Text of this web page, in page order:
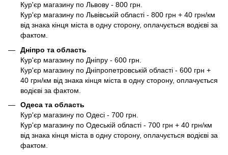
Кур'єр магазину по Львову - 800 грн.
Кур'єр магазину по Львівській області - 800 грн + 40 грн/км
від знака кінця міста в одну сторону, оплачується водієві за
фактом.
Дніпро та область
Кур'єр магазину по Дніпру - 600 грн.
Кур'єр магазину по Дніпропетровській області - 600 грн +
40 грн/км від знака кінця міста в одну сторону, оплачується
водієві за фактом.
Одеса та область
Кур'єр магазину по Одесі - 700 грн.
Кур'єр магазину по Одеській області - 700 грн + 40 грн/км
від знака кінця міста в одну сторону, оплачується водієві за
фактом.